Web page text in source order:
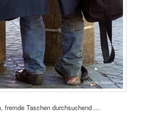
fremde Taschen durchsuchend …